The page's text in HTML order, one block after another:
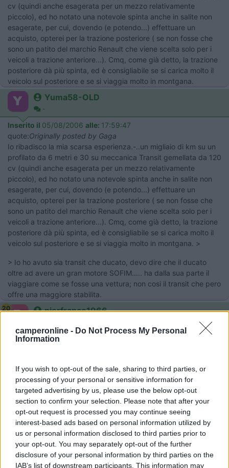
camperonline - Do Not Process My Personal
Information
If you wish to opt-out of the sale, sharing to third parties, or
processing of your personal or sensitive information for
targeted advertising by us, please use the below opt-out
section to confirm your selection. Please note that after your
opt-out request is processed you may continue seeing
interest-based ads based on personal information utilized by
us or personal information disclosed to third parties prior to
your opt-out. You may separately opt-out of the further
disclosure of your personal information by third parties on the
IAB’s list of downstream participants. This information may
cv (quindi anche esagerata per un mezzo relativamente
piccolo), ed ho notato una notevole spinta anche in salite non
esagerate, per cui, dovendo (e potendo...) effettuare un
acquisto, opterei per la trazione posteriore ( se non fosse che
sono un patito del marchio Renault che viene scelta solo per i
veicoli a trazione anteriore...). Cmq, come già detto, la trazione
posteriore dà più spinta, ed è consigliabile se si carica molto il
veicolo sul posteriore e se si viaggia molto in montgana.
Yuma58-OLD
-
Inserito il 05/08/2006 alle: 17:59:47
quote:Originally posted by Gaga
Io ribadisco la mia scarsa esperienza.-..un migliaio di km su un
profilato da 6 metri e 30 su meccanica Transit gemellata da 120
cv (quindi anche esagerata per un mezzo relativamente
piccolo), ed ho notato una notevole spinta anche in salite non
esagerate, per cui, dovendo (e potendo...) effettuare un
acquisto, opterei per la trazione posteriore ( se non fosse che
sono un patito del marchio Renault che viene scelta solo per i
veicoli a trazione anteriore...). Cmq, come già detto, la trazione
posteriore dà più spinta, ed è consigliabile se si carica molto il
veicolo sul posteriore e se si viaggia molto in montgana. >
> Io ho avuto sia transit che ducato, devo dire che il ducato
oltre ad avere un gran motore SOFIM..... ha dalla sua parte il
viaggiare come se fosse una vettura; non cosi il transit che pero
offre una maggiore stabilita.
20 pierfranco1966
Inserito il06/08/2006
per divertimento camper Rimor su Ford 1991 Gemellato. Ho
comprato il Ducato per convinzione del marchio,[:D] VOLEVO
un Fiat siccome sono Italiano ecc ecc, ha un motore
eccezionale per potenza, ma poi ci sono 1000 difetti tipici fiat,
lampadine che si bruciano in continuo, ho già cambiato la
centralina code, gruppo ripartitore di frenata ( arrugginito ),
l'alternatore ( era entrata acqua ),[xx(] si sono rotti gli
interruttori dei vetri elettrici, NON forniscono solo gli int. ma
tutta la mostrina, completa del comando elettrico degli specchi,